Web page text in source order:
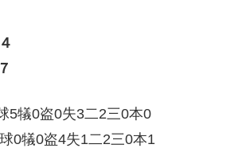
5犠0盗0失3二2三0本0
0盗4失1二2三0本1